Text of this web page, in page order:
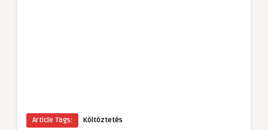
Article Tags:
Költöztetés